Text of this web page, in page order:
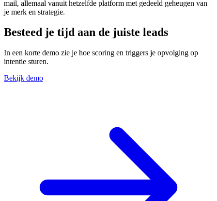
mail, allemaal vanuit hetzelfde platform met gedeeld geheugen van
je merk en strategie.
Besteed je tijd aan de juiste leads
In een korte demo zie je hoe scoring en triggers je opvolging op
intentie sturen.
Bekijk demo